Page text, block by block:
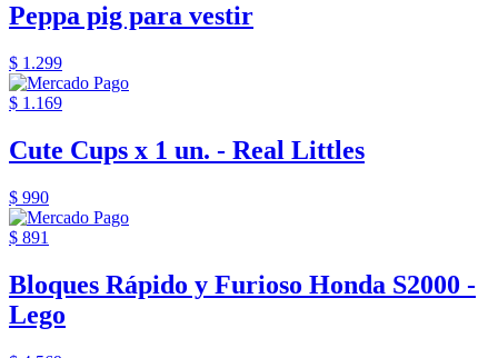
Peppa pig para vestir
$ 1.299
$ 1.169
Cute Cups x 1 un. - Real Littles
$ 990
$ 891
Bloques Rápido y Furioso Honda S2000 -
Lego